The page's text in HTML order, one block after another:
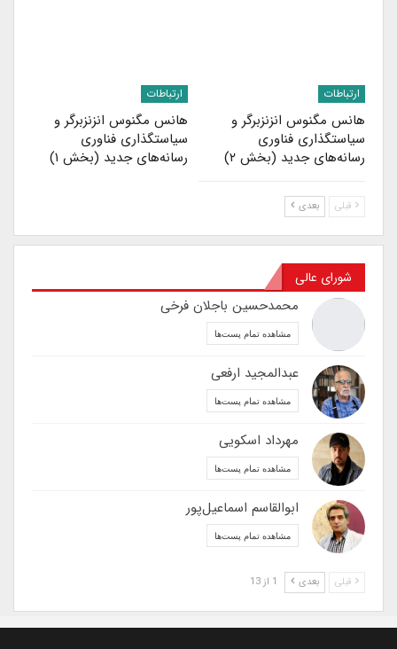
ارتباطات
هانس مگنوس انزنزبرگر و
سیاستگذاری فناوری
رسانه‌های جدید (بخش ۲)
ارتباطات
هانس مگنوس انزنزبرگر و
سیاستگذاری فناوری
رسانه‌های جدید (بخش ۱)
قبلی بعدی
شورای عالی
محمدحسین باجلان فرخی
مشاهده تمام پست‌ها
عبدالمجید ارفعی
مشاهده تمام پست‌ها
مهرداد اسکویی
مشاهده تمام پست‌ها
ابوالقاسم اسماعیل‌پور
مشاهده تمام پست‌ها
قبلی بعدی